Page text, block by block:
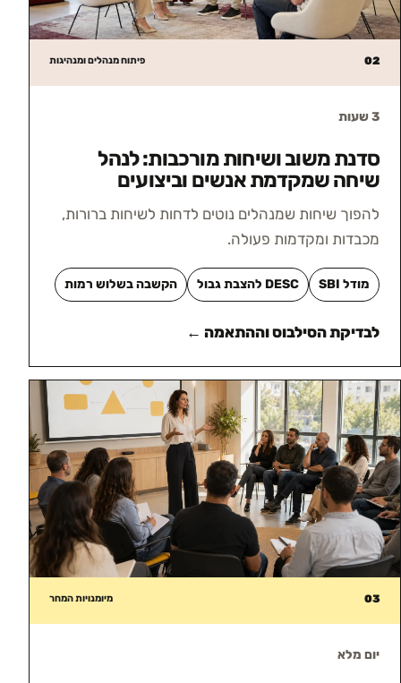
02 פיתוח מנהלים ומנהיגות
3 שעות
סדנת משוב ושיחות מורכבות: לנהל
שיחה שמקדמת אנשים וביצועים
להפוך שיחות שמנהלים נוטים לדחות לשיחות ברורות,
מכבדות ומקדמות פעולה.
מודל SBI DESC להצבת גבול הקשבה בשלוש רמות
לבדיקת הסילבוס וההתאמה ←
03 מיומנויות המחר
יום מלא